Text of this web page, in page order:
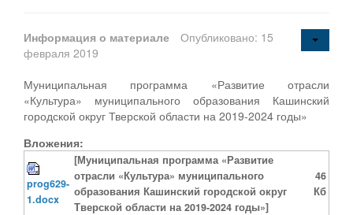
Информация о материале
Опубликовано: 15
февраля 2019
Муниципальная программа «Развитие отрасли
«Культура» муниципального образования Кашинский
городской округ Тверской области на 2019-2024 годы»
Вложения:
prog629-
1.docx
[Муниципальная программа «Развитие
отрасли «Культура» муниципального
образования Кашинский городской округ
Тверской области на 2019-2024 годы»]
46
Кб